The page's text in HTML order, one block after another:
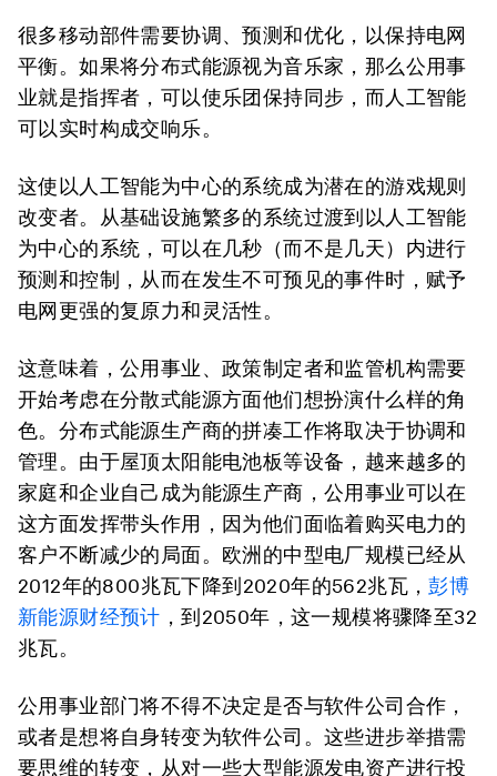
很多移动部件需要协调、预测和优化，以保持电网
平衡。如果将分布式能源视为音乐家，那么公用事
业就是指挥者，可以使乐团保持同步，而人工智能
可以实时构成交响乐。
这使以人工智能为中心的系统成为潜在的游戏规则
改变者。从基础设施繁多的系统过渡到以人工智能
为中心的系统，可以在几秒（而不是几天）内进行
预测和控制，从而在发生不可预见的事件时，赋予
电网更强的复原力和灵活性。
这意味着，公用事业、政策制定者和监管机构需要
开始考虑在分散式能源方面他们想扮演什么样的角
色。分布式能源生产商的拼凑工作将取决于协调和
管理。由于屋顶太阳能电池板等设备，越来越多的
家庭和企业自己成为能源生产商，公用事业可以在
这方面发挥带头作用，因为他们面临着购买电力的
客户不断减少的局面。欧洲的中型电厂规模已经从
2012年的800兆瓦下降到2020年的562兆瓦，彭博
新能源财经预计 ，到2050年，这一规模将骤降至32
兆瓦。
公用事业部门将不得不决定是否与软件公司合作，
或者是想将自身转变为软件公司。这些进步举措需
要思维的转变，从对一些大型能源发电资产进行投